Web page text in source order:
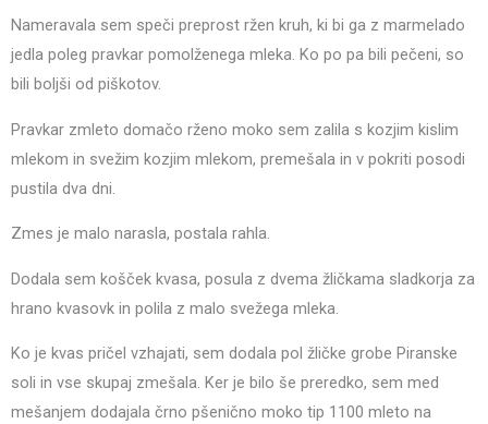
Nameravala sem speči preprost ržen kruh, ki bi ga z marmelado
jedla poleg pravkar pomolženega mleka. Ko po pa bili pečeni, so
bili boljši od piškotov.
Pravkar zmleto domačo rženo moko sem zalila s kozjim kislim
mlekom in svežim kozjim mlekom, premešala in v pokriti posodi
pustila dva dni.
Zmes je malo narasla, postala rahla.
Dodala sem košček kvasa, posula z dvema žličkama sladkorja za
hrano kvasovk in polila z malo svežega mleka.
Ko je kvas pričel vzhajati, sem dodala pol žličke grobe Piranske
soli in vse skupaj zmešala. Ker je bilo še preredko, sem med
mešanjem dodajala črno pšenično moko tip 1100 mleto na